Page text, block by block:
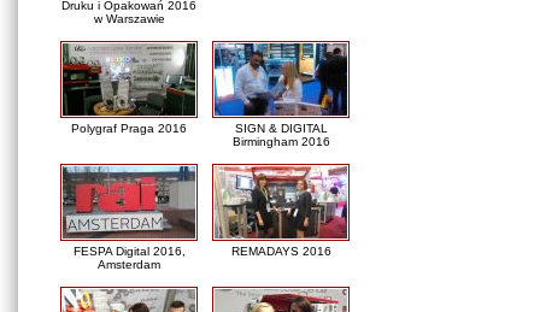
Druku i Opakowań 2016
w Warszawie
Polygraf Praga 2016
SIGN & DIGITAL
Birmingham 2016
FESPA Digital 2016,
Amsterdam
REMADAYS 2016